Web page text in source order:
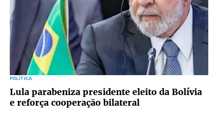
POLÍTICA
Lula parabeniza presidente eleito da Bolívia
e reforça cooperação bilateral